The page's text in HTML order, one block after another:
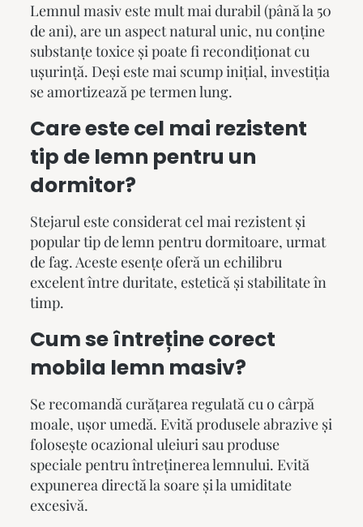
Lemnul masiv este mult mai durabil (până la 50
de ani), are un aspect natural unic, nu conține
substanțe toxice și poate fi recondiționat cu
ușurință. Deși este mai scump inițial, investiția
se amortizează pe termen lung.
Care este cel mai rezistent
tip de lemn pentru un
dormitor?
Stejarul este considerat cel mai rezistent și
popular tip de lemn pentru dormitoare, urmat
de fag. Aceste esențe oferă un echilibru
excelent între duritate, estetică și stabilitate în
timp.
Cum se întreține corect
mobila lemn masiv?
Se recomandă curățarea regulată cu o cârpă
moale, ușor umedă. Evită produsele abrazive și
folosește ocazional uleiuri sau produse
speciale pentru întreținerea lemnului. Evită
expunerea directă la soare și la umiditate
excesivă.